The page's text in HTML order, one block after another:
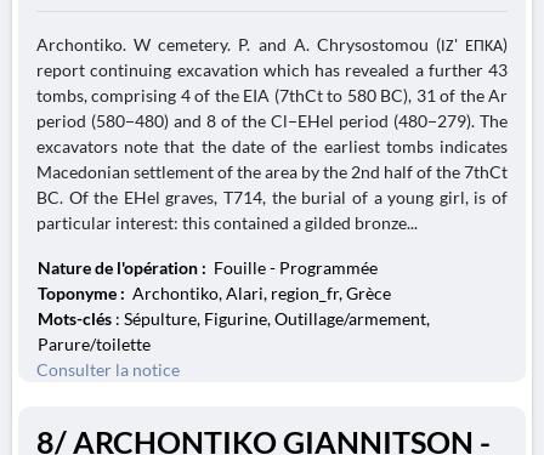
Archontiko. W cemetery. P. and A. Chrysostomou (ΙΖ' ΕΠΚΑ)
report continuing excavation which has revealed a further 43
tombs, comprising 4 of the EIA (7thCt to 580 BC), 31 of the Ar
period (580−480) and 8 of the Cl−EHel period (480−279). The
excavators note that the date of the earliest tombs indicates
Macedonian settlement of the area by the 2nd half of the 7thCt
BC. Of the EHel graves, T714, the burial of a young girl, is of
particular interest: this contained a gilded bronze...
Nature de l'opération : Fouille - Programmée
Toponyme : Archontiko, Alari, region_fr, Grèce
Mots-clés : Sépulture, Figurine, Outillage/armement,
Parure/toilette
Consulter la notice
8/ ARCHONTIKO GIANNITSON -